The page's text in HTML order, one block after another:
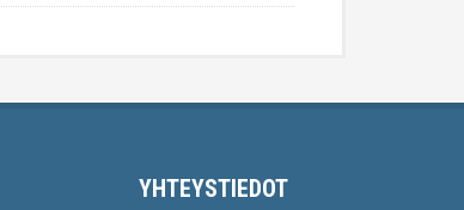
YHTEYSTIEDOT